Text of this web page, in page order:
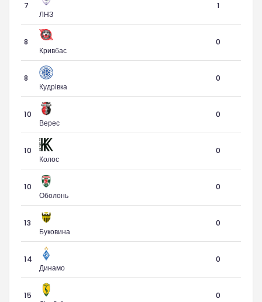
7
ЛНЗ
1
8
Кривбас
0
8
Кудрівка
0
10
Верес
0
10
Колос
0
10
Оболонь
0
13
Буковина
0
14
Динамо
0
15
0